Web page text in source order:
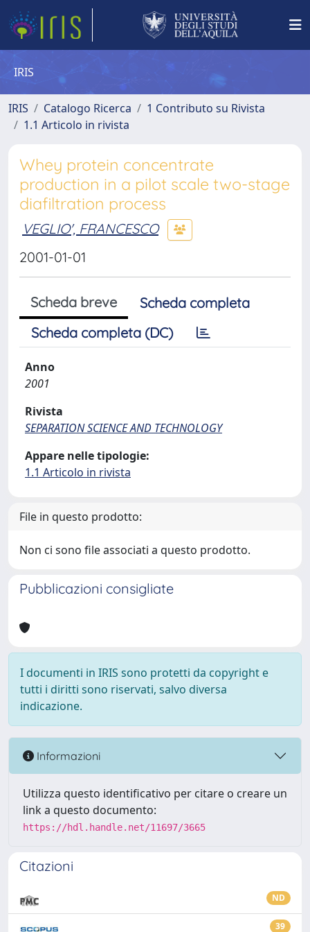
IRIS
IRIS Catalogo Ricerca
1 Contributo su Rivista
1.1 Articolo in rivista
Whey protein concentrate
production in a pilot scale two-stage
diafiltration process
VEGLIO', FRANCESCO
2001-01-01
Scheda breve
Scheda completa
Scheda completa (DC)
Anno
2001
Rivista
SEPARATION SCIENCE AND TECHNOLOGY
Appare nelle tipologie:
1.1 Articolo in rivista
File in questo prodotto:
Non ci sono file associati a questo prodotto.
Pubblicazioni consigliate
I documenti in IRIS sono protetti da copyright e
tutti i diritti sono riservati, salvo diversa
indicazione.
Informazioni
Utilizza questo identificativo per citare o creare un
link a questo documento:
https://hdl.handle.net/11697/3665
Citazioni
ND
39